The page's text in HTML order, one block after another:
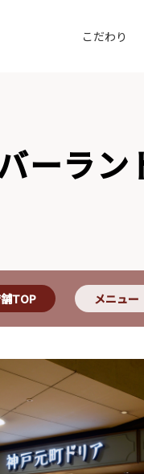
こだわり
ーラ
TOP メニュー